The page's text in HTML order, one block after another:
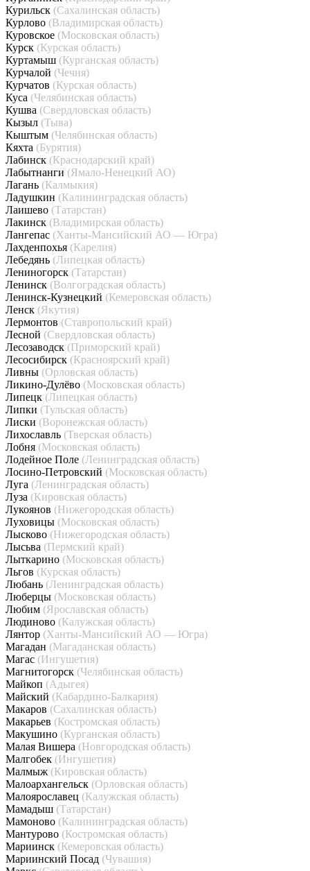
Курильск (Сахалинская область)
Курлово (Владимирская область)
Куровское (Московская область)
Курск (Курская область)
Куртамыш (Курганская область)
Курчалой (Чечня)
Курчатов (Курская область)
Куса (Челябинская область)
Кушва (Свердловская область)
Кызыл (Тыва)
Кыштым (Челябинская область)
Кяхта (Бурятия)
Лабинск (Краснодарский край)
Лабытнанги (Ямало-Ненецкий АО)
Лагань (Калмыкия)
Ладушкин (Калининградская область)
Лаишево (Татарстан)
Лакинск (Владимирская область)
Лангепас (Ханты-Мансийский АО — Югра)
Лахденпохья (Карелия)
Лебедянь (Липецкая область)
Лениногорск (Татарстан)
Ленинск (Волгоградская область)
Ленинск-Кузнецкий (Кемеровская область)
Ленск (Якутия)
Лермонтов (Ставропольский край)
Лесной (Свердловская область)
Лесозаводск (Приморский край)
Лесосибирск (Красноярский край)
Ливны (Орловская область)
Ликино-Дулёво (Московская область)
Липецк (Липецкая область)
Липки (Тульская область)
Лиски (Воронежская область)
Лихославль (Тверская область)
Лобня (Московская область)
Лодейное Поле (Ленинградская область)
Лосино-Петровский (Московская область)
Луга (Ленинградская область)
Луза (Кировская область)
Лукоянов (Нижегородская область)
Луховицы (Московская область)
Лысково (Нижегородская область)
Лысьва (Пермский край)
Лыткарино (Московская область)
Льгов (Курская область)
Любань (Ленинградская область)
Люберцы (Московская область)
Любим (Ярославская область)
Людиново (Калужская область)
Лянтор (Ханты-Мансийский АО — Югра)
Магадан (Магаданская область)
Магас (Ингушетия)
Магнитогорск (Челябинская область)
Майкоп (Адыгея)
Майский (Кабардино-Балкария)
Макаров (Сахалинская область)
Макарьев (Костромская область)
Макушино (Курганская область)
Малая Вишера (Новгородская область)
Малгобек (Ингушетия)
Малмыж (Кировская область)
Малоархангельск (Орловская область)
Малоярославец (Калужская область)
Мамадыш (Татарстан)
Мамоново (Калининградская область)
Мантурово (Костромская область)
Мариинск (Кемеровская область)
Мариинский Посад (Чувашия)